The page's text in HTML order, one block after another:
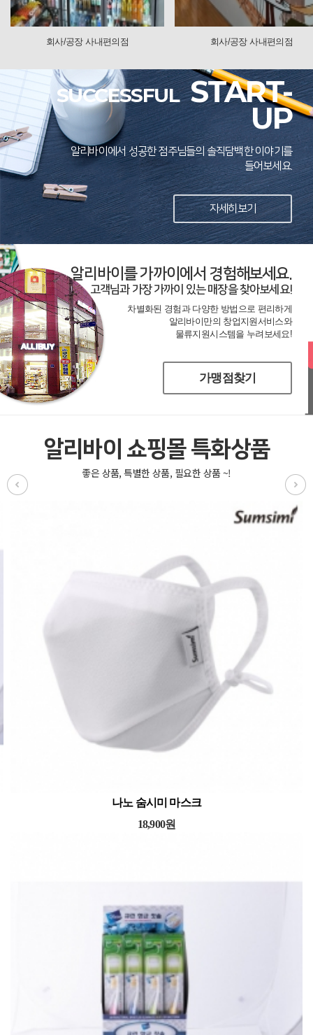
회사/공장 사내편의점 회사/
SUCCESSFUL START-
UP
알리바이에서 성공한 점주님들의 솔직담백한 이야기를
들어보세요.
자세히보기
알리바이를 가까이에서 경험해보세요.
고객님과 가장 가까이 있는 매장을 찾아보세요!
차별화된 경험과 다양한 방법으로 편리하게
알리바이만의 창업지원서비스와
물류지원시스템을 누려보세요!
가맹점찾기
알리바이 쇼핑몰 특화상품
나노 숨시미 마스크
18,900원